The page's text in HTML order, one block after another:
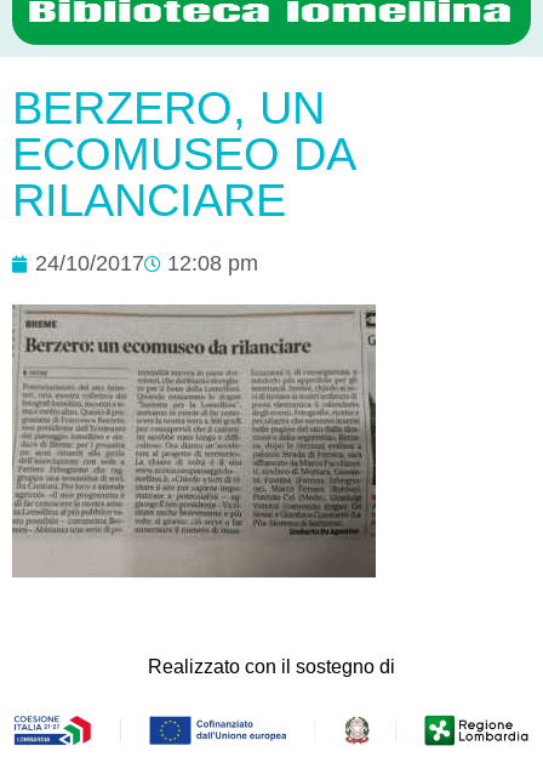
BERZERO, UN
ECOMUSEO DA
RILANCIARE
24/10/2017 12:08 pm
Realizzato con il sostegno di